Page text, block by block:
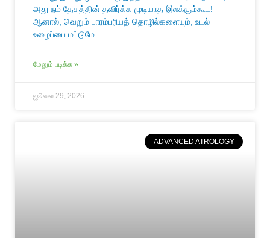
அது நம் தேசத்தின் தவிர்க்க முடியாத இலக்கும்கூட!
ஆனால், வெறும் பாரம்பரியத் தொழில்களையும், உடல்
உழைப்பை மட்டுமே
மேலும் படிக்க »
ஜூலை 29, 2026
ADVANCED ATROLOGY